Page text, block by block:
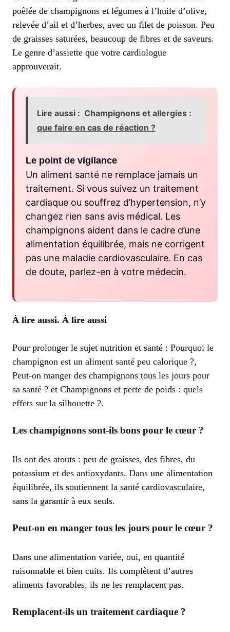
poêlée de champignons et légumes à l’huile d’olive,
relevée d’ail et d’herbes, avec un filet de poisson. Peu
de graisses saturées, beaucoup de fibres et de saveurs.
Le genre d’assiette que votre cardiologue
approuverait.
Lire aussi : Champignons et allergies :
que faire en cas de réaction ?
Le point de vigilance
Un aliment santé ne remplace jamais un
traitement. Si vous suivez un traitement
cardiaque ou souffrez d’hypertension, n’y
changez rien sans avis médical. Les
champignons aident dans le cadre d’une
alimentation équilibrée, mais ne corrigent
pas une maladie cardiovasculaire. En cas
de doute, parlez-en à votre médecin.
À lire aussi. À lire aussi
Pour prolonger le sujet nutrition et santé : Pourquoi le
champignon est un aliment santé peu calorique ?,
Peut-on manger des champignons tous les jours pour
sa santé ? et Champignons et perte de poids : quels
effets sur la silhouette ?.
Les champignons sont-ils bons pour le cœur ?
Ils ont des atouts : peu de graisses, des fibres, du
potassium et des antioxydants. Dans une alimentation
équilibrée, ils soutiennent la santé cardiovasculaire,
sans la garantir à eux seuls.
Peut-on en manger tous les jours pour le cœur ?
Dans une alimentation variée, oui, en quantité
raisonnable et bien cuits. Ils complètent d’autres
aliments favorables, ils ne les remplacent pas.
Remplacent-ils un traitement cardiaque ?